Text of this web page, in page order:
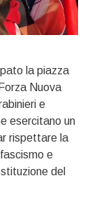
la piazza
Nuova
e
esercitano un
rispettare la
e
del